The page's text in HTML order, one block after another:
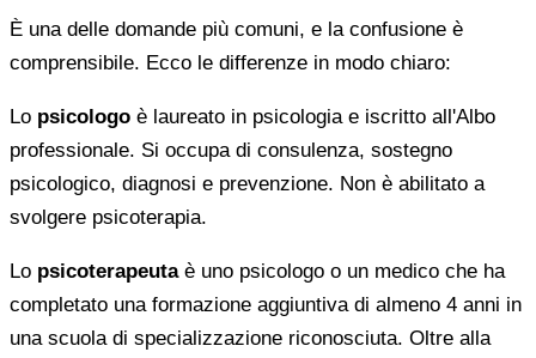
È una delle domande più comuni, e la confusione è
comprensibile. Ecco le differenze in modo chiaro:
Lo psicologo è laureato in psicologia e iscritto all'Albo
professionale. Si occupa di consulenza, sostegno
psicologico, diagnosi e prevenzione. Non è abilitato a
svolgere psicoterapia.
Lo psicoterapeutaè uno psicologo o un medico che ha
completato una formazione aggiuntiva di almeno 4 anni in
una scuola di specializzazione riconosciuta. Oltre alla